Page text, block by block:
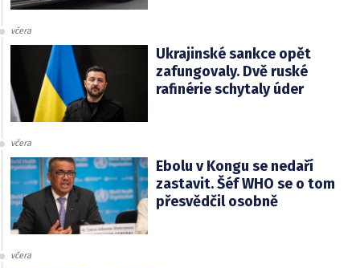
včera
Ukrajinské sankce opět
zafungovaly. Dvě ruské
rafinérie schytaly úder
včera
Ebolu v Kongu se nedaří
zastavit. Šéf WHO se o tom
přesvědčil osobně
včera